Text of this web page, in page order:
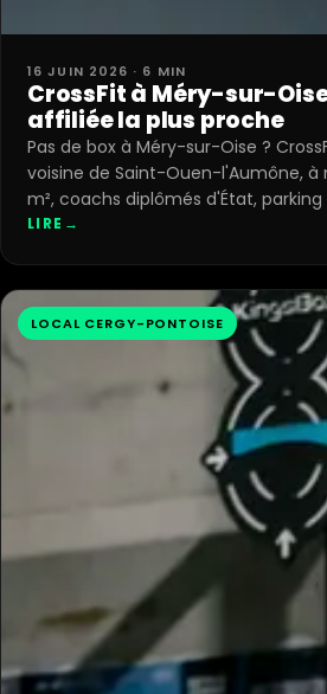
16 JUIN 2026 · 6 MIN
CrossFit à Méry-sur-
affiliée la plus proche
Pas de box à Méry-sur-Oise ?
voisine de Saint-Ouen-l'Aumône, à
m², coachs diplômés d'État,
LIRE →
LOCAL CERGY-PONTOISE